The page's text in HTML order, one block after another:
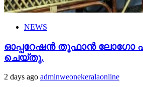
NEWS
ഓപ്പറേഷൻ തൂഫാൻ ലോഗോ
ചെയ്തു.
2 days ago adminweonekeralaonline